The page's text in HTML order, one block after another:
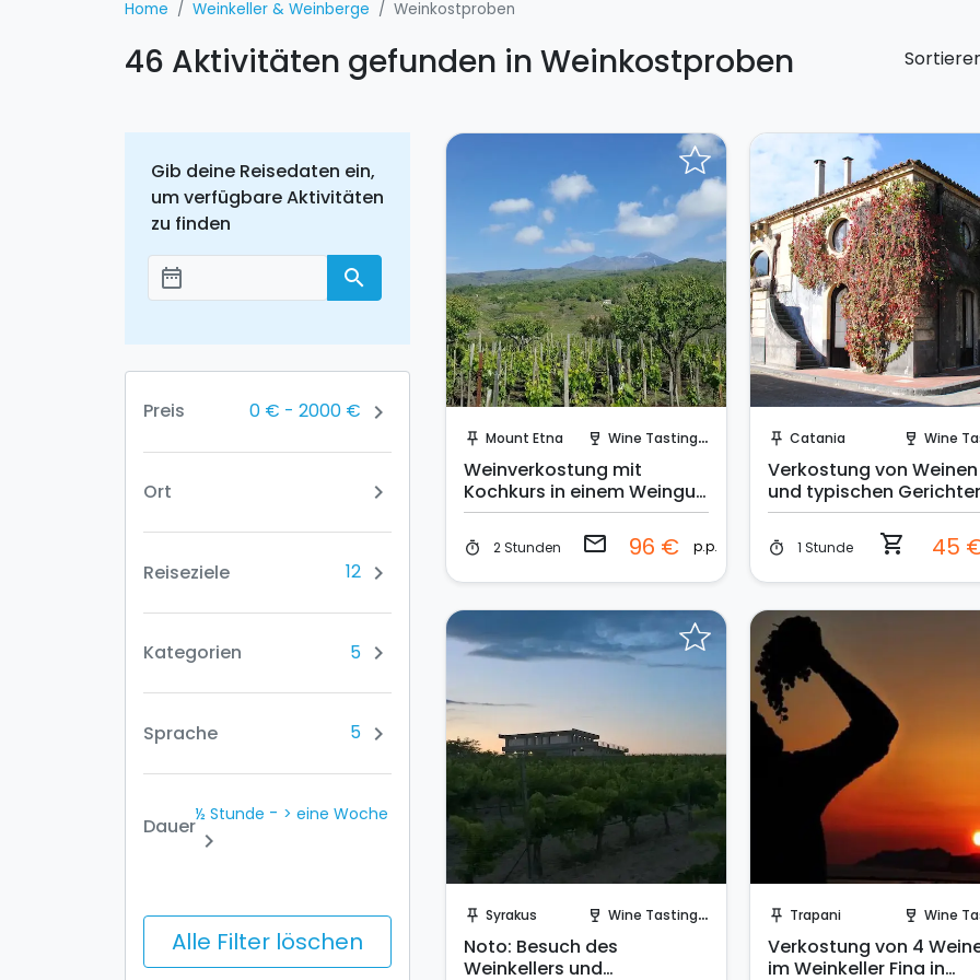
Home Weinkeller & Weinberge Weinkostproben
46 Aktivitäten gefunden in Weinkostproben
Gib deine Reisedaten ein,
um verfügbare Aktivitäten
zu finden
Добавить даты
date_range search
Preis 0 € - 2000 € chevron_right
Ort chevron_right
Reiseziele 12 chevron_right
Kategorien 5 chevron_right
Sprache 5 chevron_right
Dauer
½ Stunde - > eine Woche
chevron_right
Alle Filter löschen
push_pin Mount Etna wine_bar Wine Tasting in a Cellar
Weinverkostung mit
Kochkurs in einem Weingut
in Trecastagni
timer 2 Stunden email 96 € p.p.
push_pin Catania wine_bar Wine
Verkostung von Weinen
und typischen
einem antiken Keller
timer 1 Stunde shopping_cart 45
push_pin Syrakus wine_bar Wine Tasting and Visit
Noto: Besuch des
Weinkellers und
push_pin Trapani wine_bar Wine
Verkostung von 4
im Weinkeller Fina in